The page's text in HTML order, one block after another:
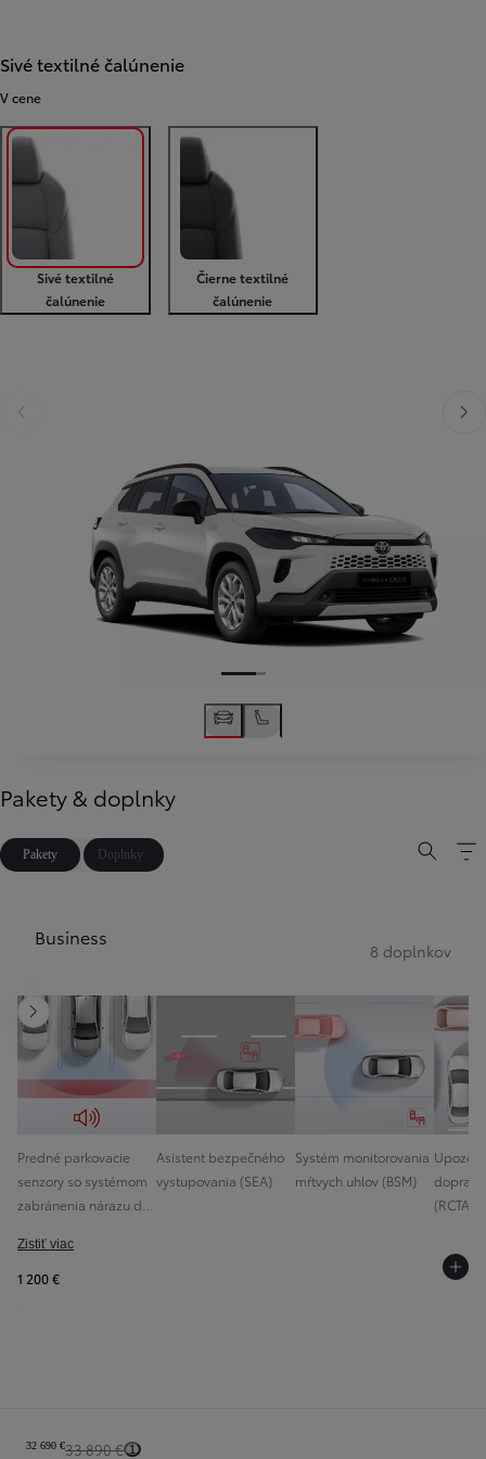
Sivé textilné čalúnenie
V cene
Sivé textilné
čalúnenie
Čierne textilné
čalúnenie
Predchádzajúca stránka
Pakety & doplnky
Pakety Doplnky
Business
8 doplnkov
Ďalšia stránka
Predné parkovacie
senzory so systémom
zabránenia nárazu do
detekciou objektov
Asistent bezpečného
vystupovania (SEA)
Systém monitorovania
mŕtvych uhlov (BSM)
(RCTA)
Zistiť viac
1 200 €
32 690 €33 890 € 1
Sumár konfigurácie